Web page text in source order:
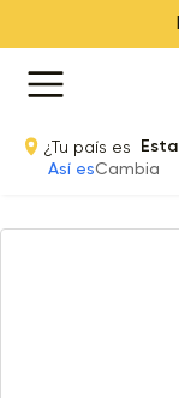
¿Tu país es
Así esCambia